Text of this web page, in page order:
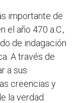
importante de
el año 470 a.C.,
de indagación
A través de
a sus
creencias y
la verdad.